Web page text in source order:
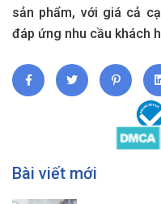
sản phẩm, với giá cả
đáp ứng nhu cầu khách
Bài viết mới